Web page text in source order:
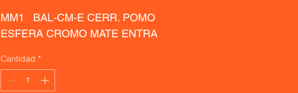
MM1   BAL-CM-E CERR. POMO
ESFERA CROMO MATE ENTRA
Cantidad *